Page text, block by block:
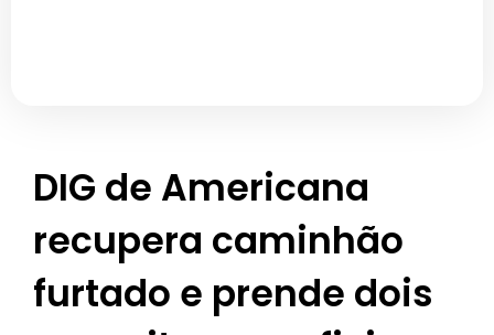
DIG de Americana
recupera caminhão
furtado e prende dois